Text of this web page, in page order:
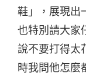
鞋」，展現出
也特別請大家
說不要打得太
時我問他怎麼